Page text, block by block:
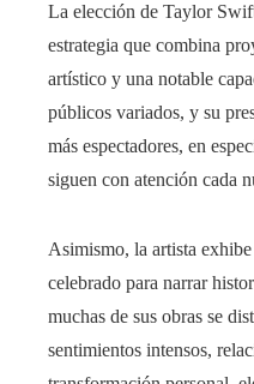
La elección de Taylor
estrategia que combina
artístico y una notable
públicos variados, y su
más espectadores, en
siguen con atención cada
Asimismo, la artista
celebrado para narrar
muchas de sus obras se
sentimientos intensos,